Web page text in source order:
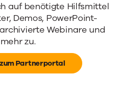
auf benötigte Hilfsmittel
Demos, PowerPoint-
Webinare und
mehr zu.
Partnerportal